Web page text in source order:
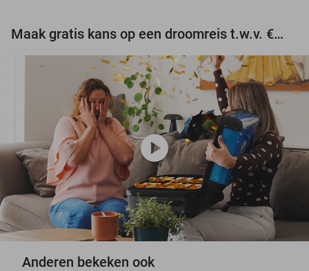
Maak gratis kans op een droomreis t.w.v. €3.000!
play_circle
Anderen bekeken ook